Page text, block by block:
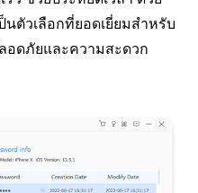
ตัวเลือกที่ยอดเยี่ยมสำหรับ
อดภัยและความสะดวก